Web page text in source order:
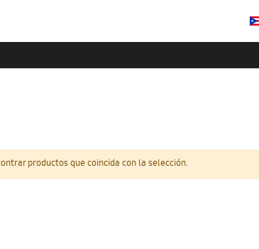
productos que coincida con la selección.